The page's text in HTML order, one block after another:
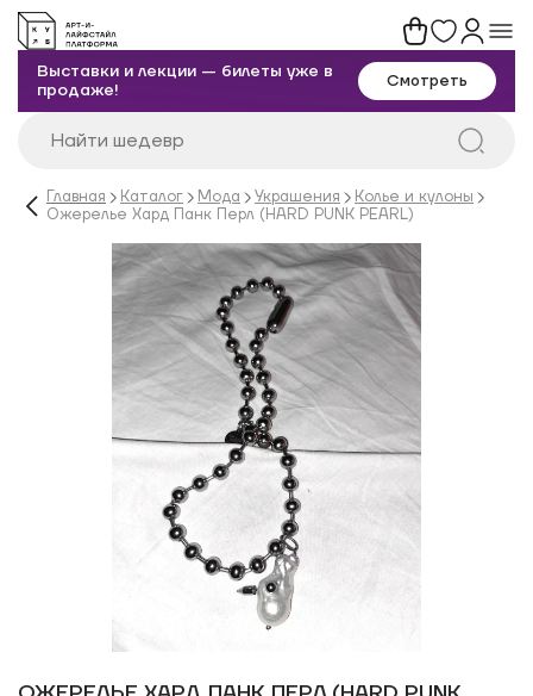
Выставки и лекции — билеты уже в
продаже!
Смотреть
Главная Каталог Мода Украшения
Колье и кулоны
Ожерелье Хард Панк Перл (HARD PUNK PEARL)